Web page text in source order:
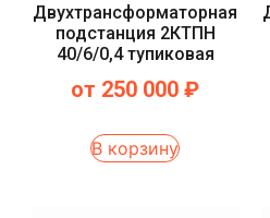
Двухтрансформаторная
подстанция 2КТПН
40/6/0,4 тупиковая
от 250 000₽
В корзину